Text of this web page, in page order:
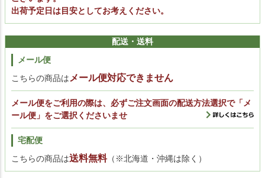
出荷予定日は目安としてお考えください。
配送・送料
メール便
こちらの商品は メール便対応できません
メール便をご利用の際は、必ずご注文画面の配送方法選択で「メ
ール便」をご選択くださいませ
宅配便
こちらの商品は送料無料（※北海道・沖縄は除く）